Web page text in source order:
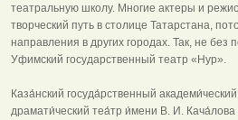
театральную школу. Многие актеры и
творческий путь в столице Татарстана,
направления в других городах. Так, не без
Уфимский государственный театр «Нур».
Каза́нский госуда́рственный
драмати́ческий теа́тр и́мени В. И.